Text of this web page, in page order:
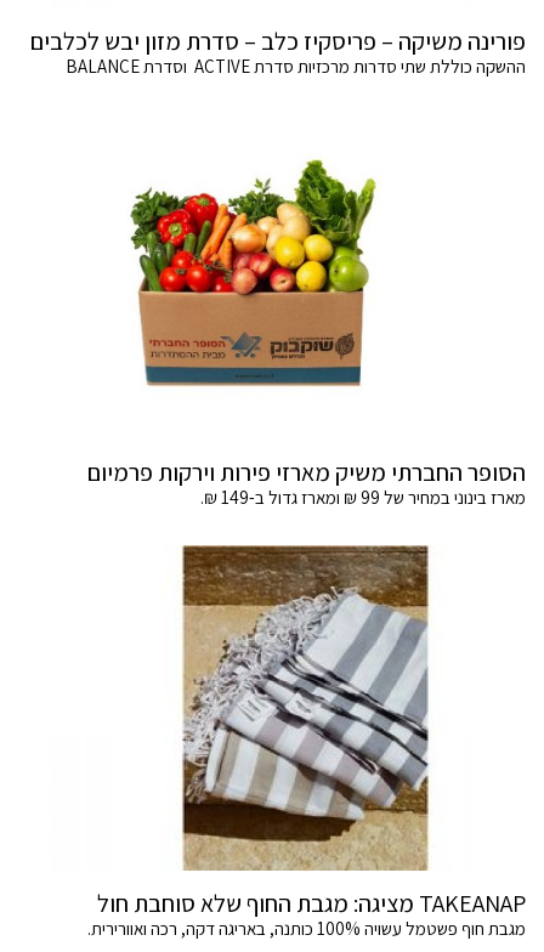
פורינה משיקה – פריסקיז כלב – סדרת מזון יבש לכלבים
ההשקה כוללת שתי סדרות מרכזיות סדרת ACTIVE וסדרת BALANCE
הסופר החברתי משיק מארזי פירות וירקות פרמיום
מארז בינוני במחיר של 99 ₪ ומארז גדול ב-149 ₪.
TAKEANAP מציגה: מגבת החוף שלא סוחבת חול
מגבת חוף פשטמל עשויה 100% כותנה, באריגה דקה, רכה ואוורירית.